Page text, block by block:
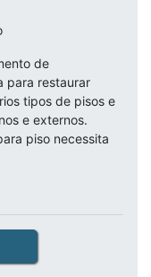
de
para restaurar
tipos de pisos e
e externos.
piso necessita